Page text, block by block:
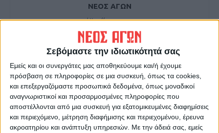
Σεβόμαστε την ιδιωτικότητά σας
Εμείς και οι συνεργάτες μας αποθηκεύουμε και/ή έχουμε
πρόσβαση σε πληροφορίες σε μια συσκευή, όπως τα cookies,
και επεξεργαζόμαστε προσωπικά δεδομένα, όπως μοναδικοί
αναγνωριστικοί και προσαρμοσμένες πληροφορίες που
αποστέλλονται από μια συσκευή για εξατομικευμένες διαφημίσεις
και περιεχόμενο, μέτρηση διαφήμισης και περιεχομένου, έρευνα
ακροατηρίου και ανάπτυξη υπηρεσιών. Με την άδειά σας, εμείς
ΝΕΟΣ ΑΓΩΝ
https://neosagon.gr
Η Αρχαιότερη Καθημερινή Πρωινή Εφημερίδα της Καρδίτσας
ΠΑΡΟΜΟΙΑ ΑΡΘΡΑ